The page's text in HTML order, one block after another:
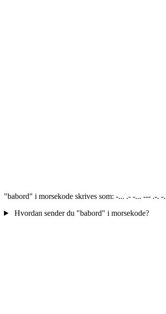
"babord" i morsekode skrives som: -... .- -... --- .-.
Hvordan sender du "babord" i morsekode?